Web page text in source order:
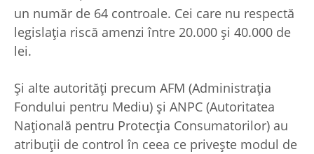
un număr de 64 controale. Cei care nu respectă
legislația riscă amenzi între 20.000 și 40.000 de
lei.
Și alte autorități precum AFM (Administrația
Fondului pentru Mediu) și ANPC (Autoritatea
Națională pentru Protecția Consumatorilor) au
atribuții de control în ceea ce privește modul de